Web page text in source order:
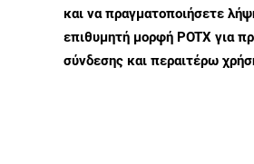
και να πραγματοποιήσετε
επιθυμητή μορφή POTX για
σύνδεσης και περαιτέρω